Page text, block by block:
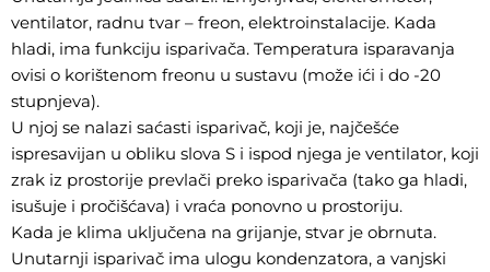
ventilator, radnu tvar – freon, elektroinstalacije. Kada
hladi, ima funkciju isparivača. Temperatura isparavanja
ovisi o korištenom freonu u sustavu (može ići i do -20
stupnjeva).
U njoj se nalazi saćasti isparivač, koji je, najčešće
ispresavijan u obliku slova S i ispod njega je ventilator, koji
zrak iz prostorije prevlači preko isparivača (tako ga hladi,
isušuje i pročišćava) i vraća ponovno u prostoriju.
Kada je klima uključena na grijanje, stvar je obrnuta.
Unutarnji isparivač ima ulogu kondenzatora, a vanjski